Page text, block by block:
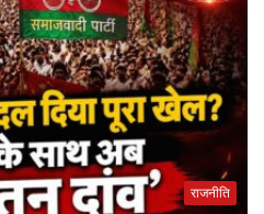
राजनीति